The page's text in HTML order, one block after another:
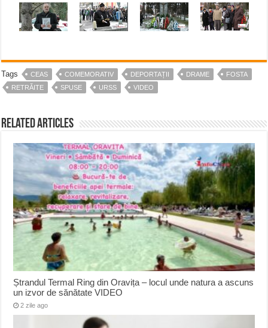
Tags CEAS COMEMORATIV DEPORTAȚII DRAME
FOSTA
RETRĂITE
SPUSE URSS VIDEO
Related Articles
Ștrandul Termal Ring din Oravița – locul unde natura a ascuns
un izvor de sănătate VIDEO
2 zile ago